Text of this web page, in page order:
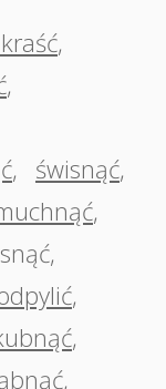
,
,
, świsnąć,
,
,
,
,
,